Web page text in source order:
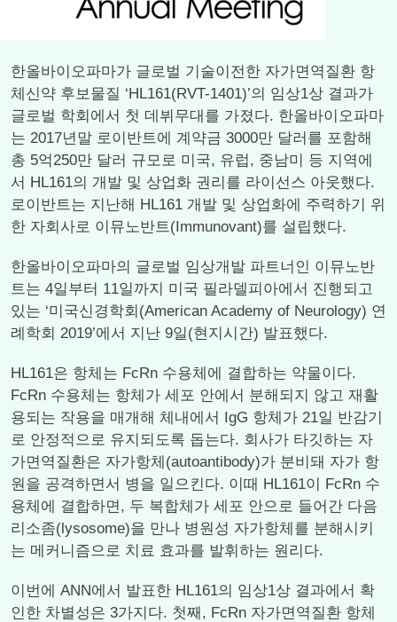
한올바이오파마가 글로벌 기술이전한 자가면역질환 항
체신약 후보물질 ‘HL161(RVT-1401)’의 임상1상 결과가
글로벌 학회에서 첫 데뷔무대를 가졌다. 한올바이오파마
는 2017년말 로이반트에 계약금 3000만 달러를 포함해
총 5억250만 달러 규모로 미국, 유럽, 중남미 등 지역에
서 HL161의 개발 및 상업화 권리를 라이선스 아웃했다.
로이반트는 지난해 HL161 개발 및 상업화에 주력하기 위
한 자회사로 이뮤노반트(Immunovant)를 설립했다.
한올바이오파마의 글로벌 임상개발 파트너인 이뮤노반
트는 4일부터 11일까지 미국 필라델피아에서 진행되고
있는 ‘미국신경학회(American Academy of Neurology) 연
례학회 2019’에서 지난 9일(현지시간) 발표했다.
HL161은 항체는 FcRn 수용체에 결합하는 약물이다.
FcRn 수용체는 항체가 세포 안에서 분해되지 않고 재활
용되는 작용을 매개해 체내에서 IgG 항체가 21일 반감기
로 안정적으로 유지되도록 돕는다. 회사가 타깃하는 자
가면역질환은 자가항체(autoantibody)가 분비돼 자가 항
원을 공격하면서 병을 일으킨다. 이때 HL161이 FcRn 수
용체에 결합하면, 두 복합체가 세포 안으로 들어간 다음
리소좀(lysosome)을 만나 병원성 자가항체를 분해시키
는 메커니즘으로 치료 효과를 발휘하는 원리다.
이번에 ANN에서 발표한 HL161의 임상1상 결과에서 확
인한 차별성은 3가지다. 첫째, FcRn 자가면역질환 항체